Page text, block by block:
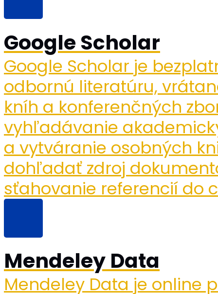
Google Scholar
Google Scholar je
odbornú literatúru,
kníh a konferenčných
vyhľadávanie
a vytváranie osobných
dohľadať zdroj
sťahovanie referencií do
Mendeley Data
Mendeley Data je online